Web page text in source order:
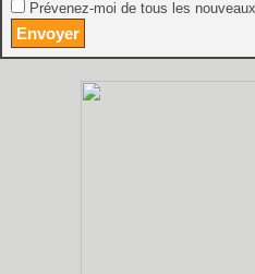
Prévenez-moi de tous les